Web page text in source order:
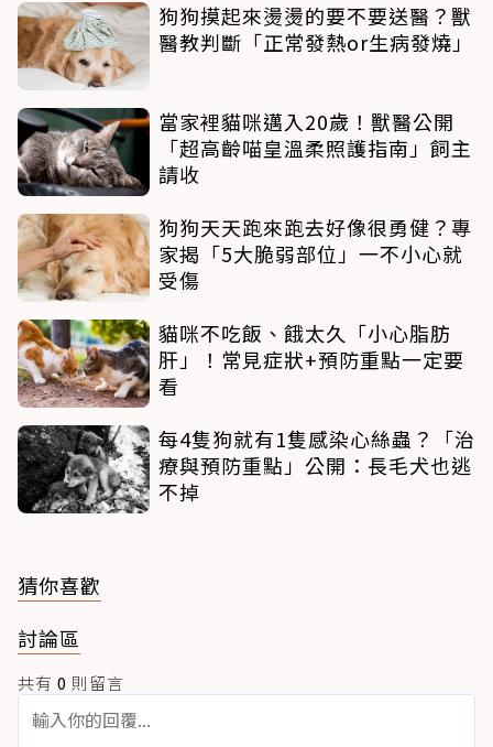
狗狗摸起來燙燙的要不要送醫？獸
醫教判斷「正常發熱or生病發燒」
當家裡貓咪邁入20歲！獸醫公開
「超高齡喵皇溫柔照護指南」飼主
請收
狗狗天天跑來跑去好像很勇健？專
家揭「5大脆弱部位」一不小心就
受傷
貓咪不吃飯、餓太久「小心脂肪
肝」！常見症狀+預防重點一定要
看
每4隻狗就有1隻感染心絲蟲？「治
療與預防重點」公開：長毛犬也逃
不掉
猜你喜歡
討論區
共有 0 則留言